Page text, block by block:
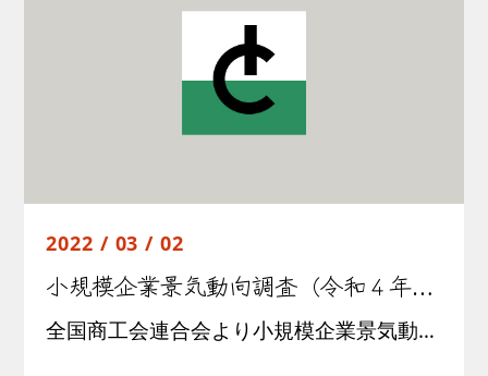
2022 / 03 / 02
小規模企業景気動向調査（令和４年１月期調査）結果について
全国商工会連合会より小規模企業景気動向調査（令和４年１月期調査）結果が公表されました。 この調査は、全国約300 商工会の経営指導員による調査票への選択記入式で行われたものです。 調査結果の概要は以下のとおりです。